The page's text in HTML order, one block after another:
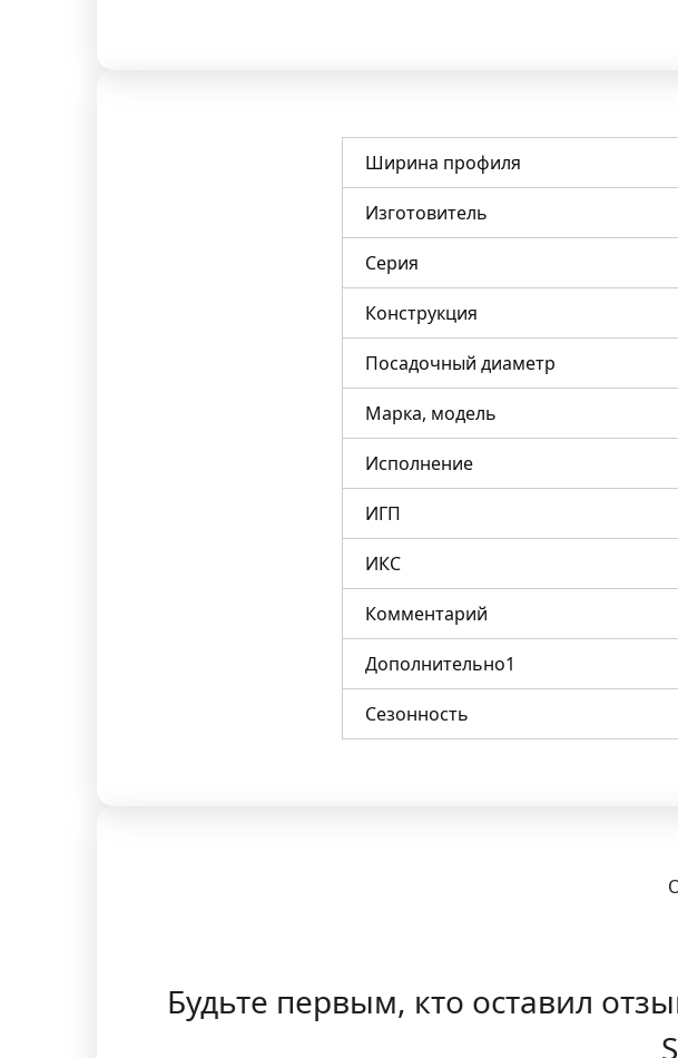
Ширина профиля
Изготовитель
Серия
Конструкция
Посадочный диаметр
Марка, модель
Исполнение
ИГП
ИКС
Комментарий
Дополнительно1
Сезонность
Будьте первым, кто оставил